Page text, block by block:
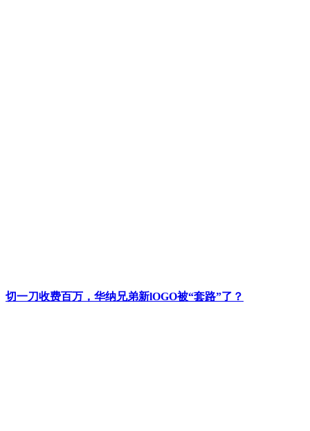
切一刀收费百万，华纳兄弟新lOGO被“套路”了？